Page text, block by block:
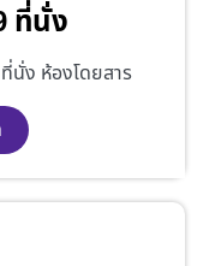
ที่นั่ง
นั่ง ห้องโดยสาร